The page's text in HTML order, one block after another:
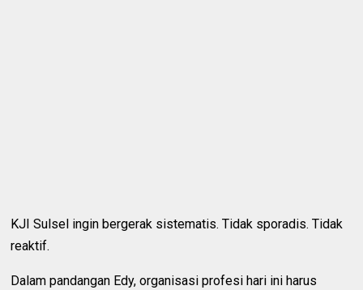
KJI Sulsel ingin bergerak sistematis. Tidak sporadis. Tidak
reaktif.
Dalam pandangan Edy, organisasi profesi hari ini harus